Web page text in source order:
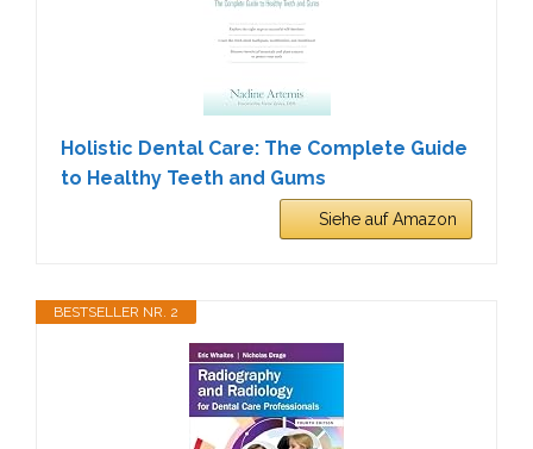
Holistic Dental Care: The Complete Guide
to Healthy Teeth and Gums
Siehe auf Amazon
BESTSELLER NR. 2